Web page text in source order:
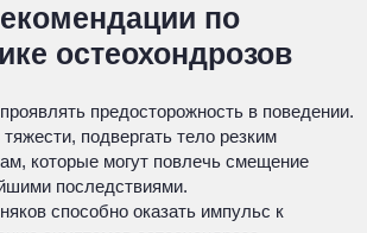
по
остеохондрозов
предосторожность в поведении.
подвергать тело резким
которые могут повлечь смещение
последствиями.
способно оказать импульс к